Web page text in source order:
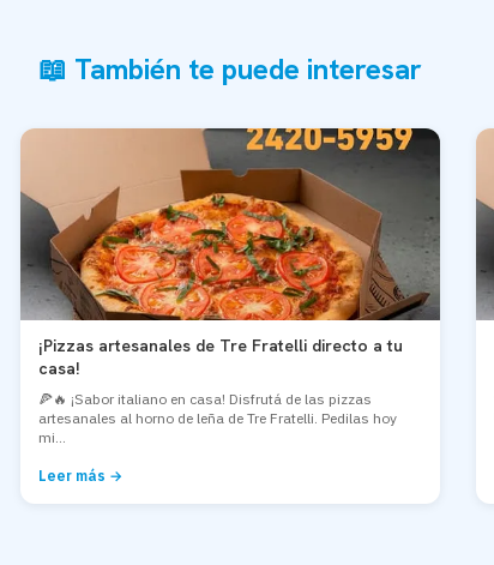
📖 También te puede interesar
¡Pizzas artesanales de Tre Fratelli directo a tu
casa!
🍕🔥 ¡Sabor italiano en casa! Disfrutá de las pizzas
artesanales al horno de leña de Tre Fratelli. Pedilas hoy
mi...
Leer más →